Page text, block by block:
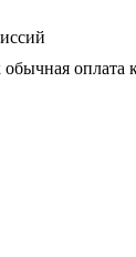
оплата